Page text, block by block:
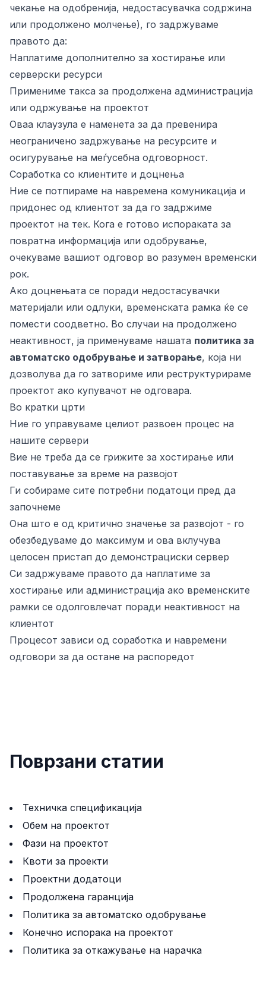
чекање на одобренија, недостасувачка содржина
или продолжено молчење), го задржуваме
правото да:
Наплатиме дополнително за хостирање или
серверски ресурси
Примениме такса за продолжена администрација
или одржување на проектот
Оваа клаузула е наменета за да превенира
неограничено задржување на ресурсите и
осигурување на меѓусебна одговорност.
Соработка со клиентите и доцнења
Ние се потпираме на навремена комуникација и
придонес од клиентот за да го задржиме
проектот на тек. Кога е готово испораката за
повратна информација или одобрување,
очекуваме вашиот одговор во разумен временски
рок.
Ако доцнењата се поради недостасувачки
материјали или одлуки, временската рамка ќе се
помести соодветно. Во случаи на продолжено
неактивност, ја применуваме нашата политика за
автоматско одобрување и затворање, која ни
дозволува да го затвориме или реструктурираме
проектот ако купувачот не одговара.
Во кратки црти
Ние го управуваме целиот развоен процес на
нашите сервери
Вие не треба да се грижите за хостирање или
поставување за време на развојот
Ги собираме сите потребни податоци пред да
започнеме
Она што е од критично значење за развојот - го
обезбедуваме до максимум и ова вклучува
целосен пристап до демонстрациски сервер
Си задржуваме правото да наплатиме за
хостирање или администрација ако временските
рамки се одолговлечат поради неактивност на
клиентот
Процесот зависи од соработка и навремени
одговори за да остане на распоредот
Поврзани статии
Техничка спецификација
Обем на проектот
Фази на проектот
Квоти за проекти
Проектни додатоци
Продолжена гаранција
Политика за автоматско одобрување
Конечно испорака на проектот
Политика за откажување на нарачка